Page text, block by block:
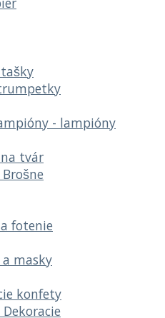
- lampióny
tvár
fotenie
masky
konfety